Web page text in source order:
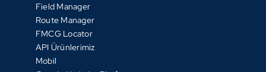
Field Manager
Route Manager
FMCG Locator
API Ürünlerimiz
Mobil